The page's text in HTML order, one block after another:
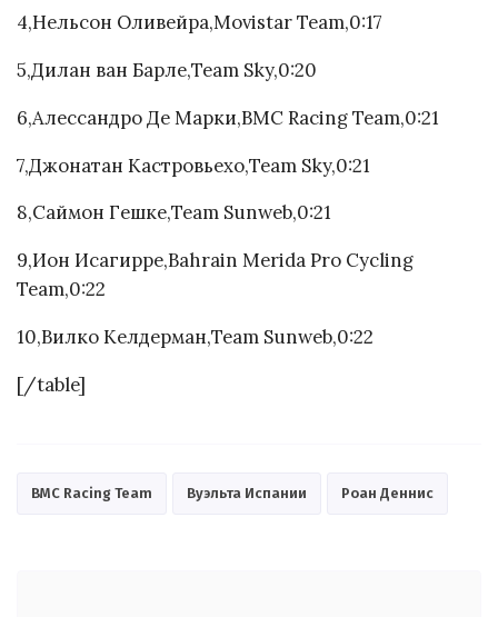
4,Нельсон Оливейра,Movistar Team,0:17
5,Дилан ван Барле,Team Sky,0:20
6,Алессандро Де Марки,BMC Racing Team,0:21
7,Джонатан Кастровьехо,Team Sky,0:21
8,Саймон Гешке,Team Sunweb,0:21
9,Ион Исагирре,Bahrain Merida Pro Cycling
Team,0:22
10,Вилко Келдерман,Team Sunweb,0:22
[/table]
BMC Racing Team Вуэльта Испании Роан Деннис